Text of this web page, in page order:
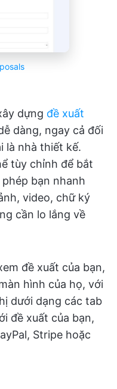
dựng đề xuất
dàng, ngay cả đối
là nhà thiết kế.
tùy chỉnh để bắt
bạn nhanh
video, chữ ký
cần lo lắng về
đề xuất của bạn,
hình của họ, với
dưới dạng các tab
đề xuất của bạn,
Stripe hoặc